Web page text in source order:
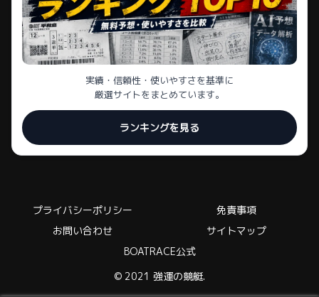
実績・信頼性・使いやすさを基準に
厳選サイトをまとめています。
ランキングを見る
プライバシーポリシー
免責事項
お問い合わせ
サイトマップ
BOATRACE公式
© 2021 強運の競艇.